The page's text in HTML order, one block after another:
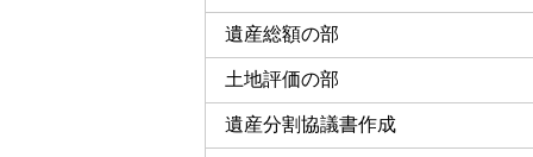
遺産総額の部
土地評価の部
遺産分割協議書作成